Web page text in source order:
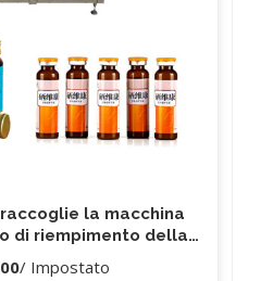
la macchina
di riempimento della
/ Impostato